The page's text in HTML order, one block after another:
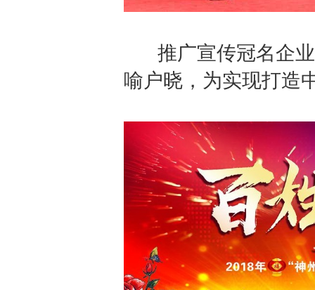
推广宣传冠名企业
喻户晓，为实现打造